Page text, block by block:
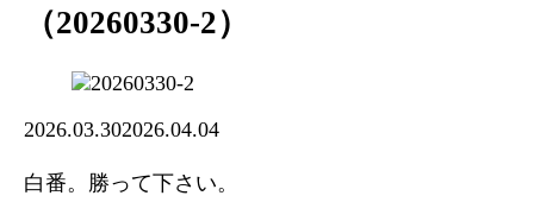
（20260330-2）
2026.03.302026.04.04
白番。勝って下さい。